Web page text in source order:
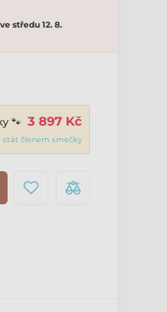
středu 12. 8.
🐾 3 897 Kč
stát členem smečky